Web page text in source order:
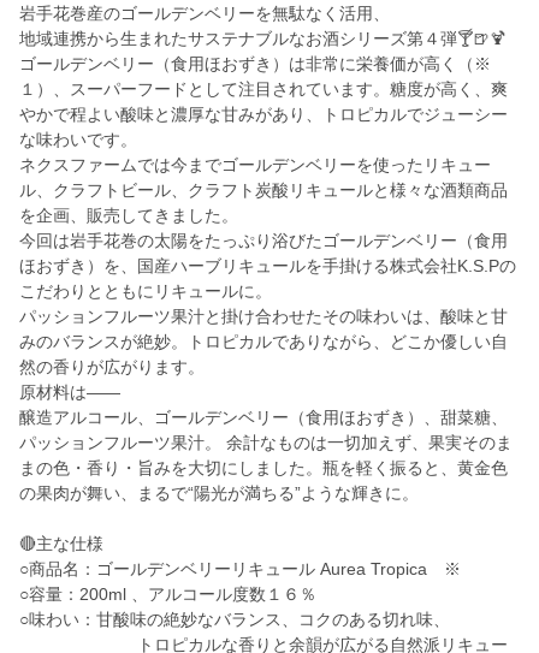
岩手花巻産のゴールデンベリーを無駄なく活用、
地域連携から生まれたサステナブルなお酒シリーズ第４弾🍸🍺🍹
ゴールデンベリー（食用ほおずき）は非常に栄養価が高く（※
１）、スーパーフードとして注目されています。糖度が高く、爽
やかで程よい酸味と濃厚な甘みがあり、トロピカルでジューシー
な味わいです。
ネクスファームでは今までゴールデンベリーを使ったリキュー
ル、クラフトビール、クラフト炭酸リキュールと様々な酒類商品
を企画、販売してきました。
今回は岩手花巻の太陽をたっぷり浴びたゴールデンベリー（食用
ほおずき）を、国産ハーブリキュールを手掛ける株式会社K.S.Pの
こだわりとともにリキュールに。
パッションフルーツ果汁と掛け合わせたその味わいは、酸味と甘
みのバランスが絶妙。トロピカルでありながら、どこか優しい自
然の香りが広がります。
原材料は――
醸造アルコール、ゴールデンベリー（食用ほおずき）、甜菜糖、
パッションフルーツ果汁。 余計なものは一切加えず、果実そのま
まの色・香り・旨みを大切にしました。瓶を軽く振ると、黄金色
の果肉が舞い、まるで“陽光が満ちる”ような輝きに。
🔴主な仕様
○商品名：ゴールデンベリーリキュール Aurea Tropica ※
○容量：200ml 、アルコール度数１６％
○味わい：甘酸味の絶妙なバランス、コクのある切れ味、
トロピカルな香りと余韻が広がる自然派リキュー